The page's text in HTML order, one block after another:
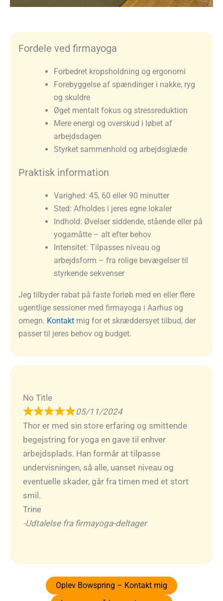
Fordele ved firmayoga
Forbedret kropsholdning og ergonomi
Forebyggelse af spændinger i nakke, ryg
og skuldre
Øget mentalt fokus og stressreduktion
Mere energi og overskud i løbet af
arbejdsdagen
Styrket sammenhold og arbejdsglæde
Praktisk information
Varighed: 45, 60 eller 90 minutter
Sted: Afholdes i jeres egne lokaler
Indhold: Øvelser siddende, stående eller på
yogamåtte – alt efter behov
Intensitet: Tilpasses niveau og
arbejdsform – fra rolige bevægelser til
styrkende sekvenser
Jeg tilbyder rabat på faste forløb med en eller flere
ugentlige sessioner med firmayoga i Aarhus og
omegn. Kontakt mig for et skræddersyet tilbud, der
passer til jeres behov og budget.
No Title
05/11/2024
Thor er med sin store erfaring og smittende
begejstring for yoga en gave til enhver
arbejdsplads. Han formår at tilpasse
undervisningen, så alle, uanset niveau og
eventuelle skader, går fra timen med et stort
smil.
Trine
-Udtalelse fra firmayoga-deltager
Oplev Bowspring – Kontakt mig